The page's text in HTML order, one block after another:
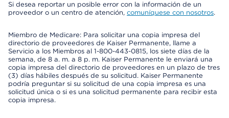
Si desea reportar un posible error con la información de un
proveedor o un centro de atención, comuníquese con nosotros.
Miembro de Medicare: Para solicitar una copia impresa del
directorio de proveedores de Kaiser Permanente, llame a
Servicio a los Miembros al 1-800-443-0815, los siete días de la
semana, de 8 a. m. a 8 p. m. Kaiser Permanente le enviará una
copia impresa del directorio de proveedores en un plazo de tres
(3) días hábiles después de su solicitud. Kaiser Permanente
podría preguntar si su solicitud de una copia impresa es una
solicitud única o si es una solicitud permanente para recibir esta
copia impresa.